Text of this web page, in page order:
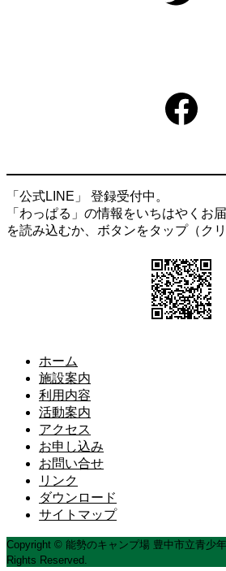
Facebook
「公式LINE」 登録受付中。
「わっぱる」の情報をいちはやくお
を読み込むか、ボタンをタップ（ク
ホーム
施設案内
利用内容
活動案内
アクセス
お申し込み
お問い合せ
リンク
ダウンロード
サイトマップ
Copyright © 能勢のキャンプ場 豊中市立青少
Rights Reserved.